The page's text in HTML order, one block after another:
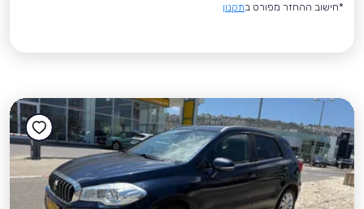
*חישוב ההחזר מפורט בתקנון